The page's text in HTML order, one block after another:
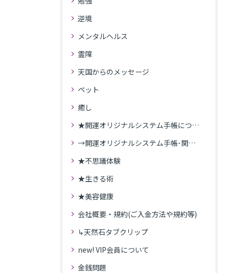
逆境
メンタルヘルス
霊障
天国からのメッセージ
ペット
癒し
★開運オリジナルシステム手帳について
→開運オリジナルシステム手帳･関連記事
★不思議体験
★生きる術
★美容健康
会社概要・規約(ご入金方法や規約等)
↳天然石タブクリップ
new! VIP会員について
金銭問題